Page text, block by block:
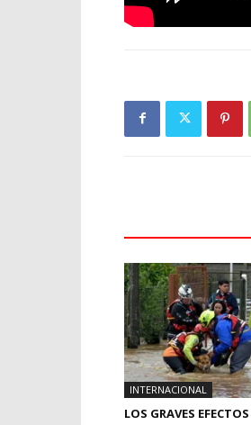
INTERNACIONAL
LOS GRAVES